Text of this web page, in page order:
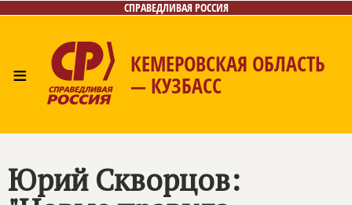
СПРАВЕДЛИВАЯ РОССИЯ
≡ КЕМЕРОВСКАЯ ОБЛАСТЬ
— КУЗБАСС
Фото/Видео
Юрий Скворцов: